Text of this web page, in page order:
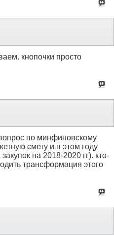
кнопочки просто
по минфиновскому
смету и в этом году
на 2018-2020 гг). кто-
трансформация этого